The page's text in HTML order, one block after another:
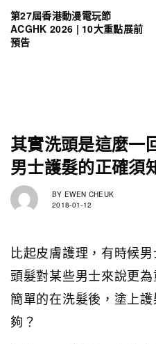
第27屆香港動漫電玩節
ACGHK 2026 | 10大重點展前
預告
其實洗頭是這麼一
男士護髮的正確須
BY EWEN CHEUK
2018-01-12
比起皮膚護理，有時候
頭髮對某些男士來說更
簡單的在洗髮後，塗上
夠？